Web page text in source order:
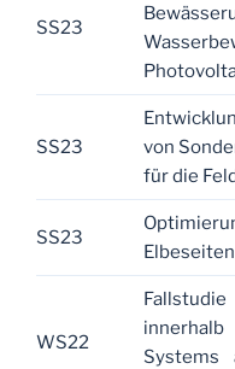
SS23
SS23
von
für die
SS23
WS22
Systems